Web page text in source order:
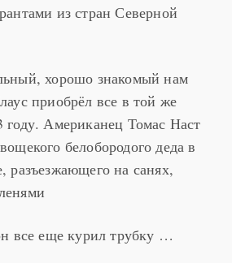
из стран Северной
хорошо знакомый нам
приобрёл все в той же
году. Американец Томас Наст
белобородого деда в
разъезжающего на санях,
все еще курил трубку …